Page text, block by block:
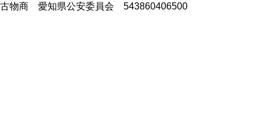
古物商 愛知県公安委員会 543860406500